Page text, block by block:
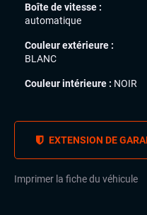
Boîte de vitesse :
automatique
Couleur extérieure :
BLANC
Couleur intérieure : NOIR
EXTENSION DE
Imprimer la fiche du véhicule